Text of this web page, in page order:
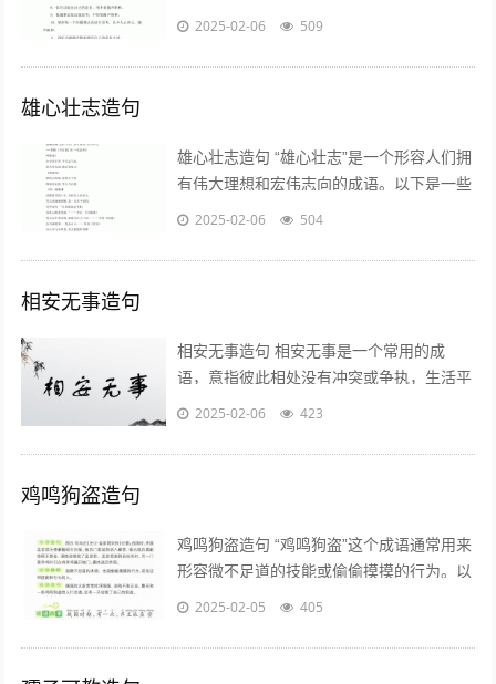
意见。以下是一些关于“随声附和”的造句示
2025-02-06 509
雄心壮志造句
雄心壮志造句 “雄心壮志”是一个形容人们拥
有伟大理想和宏伟志向的成语。以下是一些
使用“雄心壮志”造句的例子，帮助你更好地
2025-02-06 504
相安无事造句
相安无事造句 相安无事是一个常用的成
语，意指彼此相处没有冲突或争执，生活平
静和谐。以下是一些使用“相安无事”造句的
2025-02-06 423
鸡鸣狗盗造句
鸡鸣狗盗造句 “鸡鸣狗盗”这个成语通常用来
形容微不足道的技能或偷偷摸摸的行为。以
下是一些使用“鸡鸣狗盗”造句的例子： 1. 他
2025-02-05 405